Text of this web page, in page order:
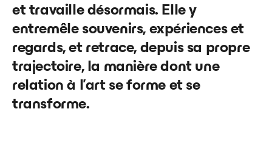
et travaille désormais. Elle y
entremêle souvenirs, expériences et
regards, et retrace, depuis sa propre
trajectoire, la manière dont une
relation à l’art se forme et se
transforme.